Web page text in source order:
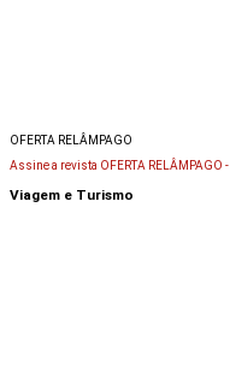
OFERTA RELÂMPAGO
Assine a revista OFERTA RELÂMPAGO -
Viagem e Turismo